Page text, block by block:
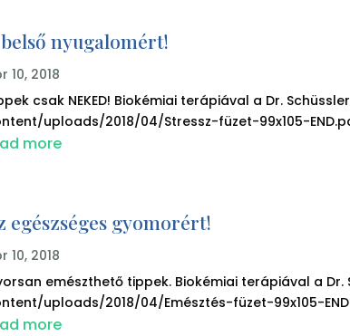
nyugalomért!
10, 2018
csak NEKED! Biokémiai terápiával a Dr.
uploads/2018/04/Stressz-füzet-99x105-
more
egészséges gyomorért!
10, 2018
emészthető tippek. Biokémiai terápiával a
uploads/2018/04/Emésztés-füzet-99x105-
more